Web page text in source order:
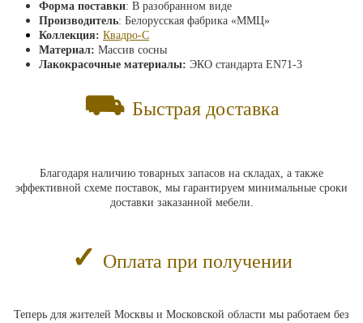
Форма поставки: В разобранном виде
Производитель: Белорусская фабрика «ММЦ»
Коллекция: Квадро-С
Материал: Массив сосны
Лакокрасочные материалы: ЭКО стандарта EN71-3
⛟ Быстрая доставка
Благодаря наличию товарных запасов на складах, а также
эффективной схеме поставок, мы гарантируем минимальные сроки
доставки заказанной мебели.
✓ Оплата при получении
Теперь для жителей Москвы и Московской области мы работаем без